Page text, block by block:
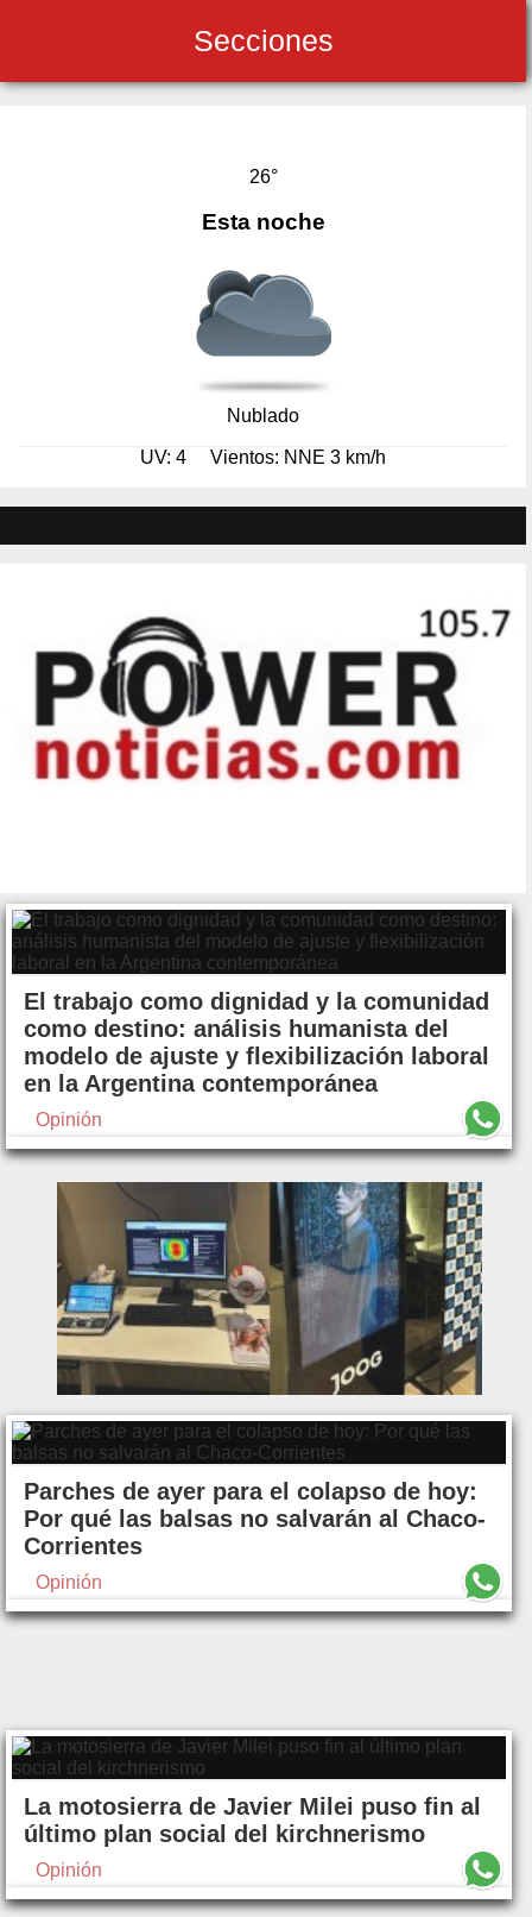
Secciones
26°
Esta noche
Nublado
UV: 4 Vientos: NNE 3 km/h
El trabajo como dignidad y la comunidad
como destino: análisis humanista del
modelo de ajuste y flexibilización laboral
en la Argentina contemporánea
Opinión
Parches de ayer para el colapso de hoy:
Por qué las balsas no salvarán al Chaco-
Corrientes
Opinión
La motosierra de Javier Milei puso fin al
último plan social del kirchnerismo
Opinión